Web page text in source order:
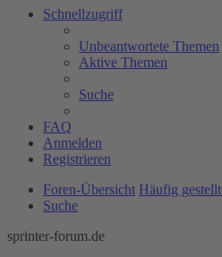
Schnellzugriff
Unbeantwortete Themen
Aktive Themen
Suche
FAQ
Anmelden
Registrieren
Foren-Übersicht Häufig
Suche
sprinter-forum.de